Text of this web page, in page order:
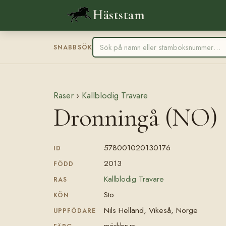
Häststam
SNABBSÖK
Raser › Kallblodig Travare
Dronningå (NO)
ID 578001020130176
FÖDD 2013
RAS Kallblodig Travare
KÖN Sto
UPPFÖDARE Nils Helland, Vikeså, Norge